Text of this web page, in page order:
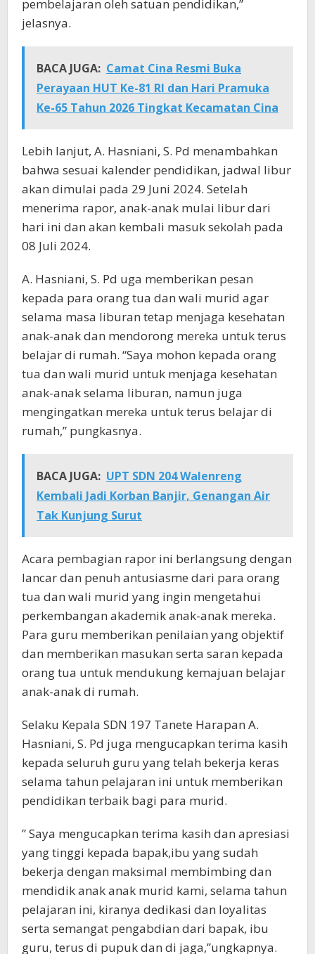
pembelajaran oleh satuan pendidikan,”
jelasnya.
BACA JUGA: Camat Cina Resmi Buka
Perayaan HUT Ke-81 RI dan Hari Pramuka
Ke-65 Tahun 2026 Tingkat Kecamatan Cina
Lebih lanjut, A. Hasniani, S. Pd menambahkan
bahwa sesuai kalender pendidikan, jadwal libur
akan dimulai pada 29 Juni 2024. Setelah
menerima rapor, anak-anak mulai libur dari
hari ini dan akan kembali masuk sekolah pada
08 Juli 2024.
A. Hasniani, S. Pd uga memberikan pesan
kepada para orang tua dan wali murid agar
selama masa liburan tetap menjaga kesehatan
anak-anak dan mendorong mereka untuk terus
belajar di rumah. “Saya mohon kepada orang
tua dan wali murid untuk menjaga kesehatan
anak-anak selama liburan, namun juga
mengingatkan mereka untuk terus belajar di
rumah,” pungkasnya.
BACA JUGA: UPT SDN 204 Walenreng
Kembali Jadi Korban Banjir, Genangan Air
Tak Kunjung Surut
Acara pembagian rapor ini berlangsung dengan
lancar dan penuh antusiasme dari para orang
tua dan wali murid yang ingin mengetahui
perkembangan akademik anak-anak mereka.
Para guru memberikan penilaian yang objektif
dan memberikan masukan serta saran kepada
orang tua untuk mendukung kemajuan belajar
anak-anak di rumah.
Selaku Kepala SDN 197 Tanete Harapan A.
Hasniani, S. Pd juga mengucapkan terima kasih
kepada seluruh guru yang telah bekerja keras
selama tahun pelajaran ini untuk memberikan
pendidikan terbaik bagi para murid.
” Saya mengucapkan terima kasih dan apresiasi
yang tinggi kepada bapak,ibu yang sudah
bekerja dengan maksimal membimbing dan
mendidik anak anak murid kami, selama tahun
pelajaran ini, kiranya dedikasi dan loyalitas
serta semangat pengabdian dari bapak, ibu
guru, terus di pupuk dan di jaga,”ungkapnya.